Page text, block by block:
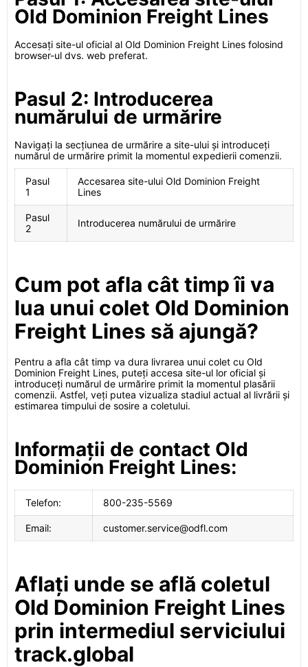
Old Dominion Freight Lines
Accesați site-ul oficial al Old Dominion Freight Lines folosind
browser-ul dvs. web preferat.
Pasul 2: Introducerea
numărului de urmărire
Navigați la secțiunea de urmărire a site-ului și introduceți
numărul de urmărire primit la momentul expedierii comenzii.
Pasul
1
Accesarea site-ului Old Dominion Freight
Lines
Pasul
2
Introducerea numărului de urmărire
Cum pot afla cât timp îi va
lua unui colet Old Dominion
Freight Lines să ajungă?
Pentru a afla cât timp va dura livrarea unui colet cu Old
Dominion Freight Lines, puteți accesa site-ul lor oficial și
introduceți numărul de urmărire primit la momentul plasării
comenzii. Astfel, veți putea vizualiza stadiul actual al livrării și
estimarea timpului de sosire a coletului.
Informații de contact Old
Dominion Freight Lines:
Telefon: 800-235-5569
Email: customer.service@odfl.com
Aflați unde se află coletul
Old Dominion Freight Lines
prin intermediul serviciului
track.global